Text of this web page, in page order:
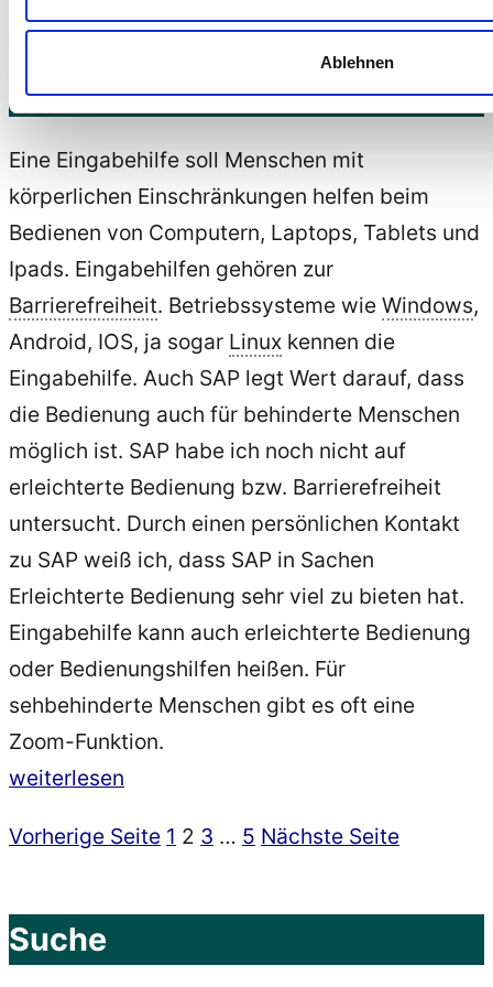
Ablehnen
über
Orte“
Eingabehilfe ist.
Eingabehilfe – Definition
Eine Eingabehilfe soll Menschen mit
körperlichen Einschränkungen helfen beim
Bedienen von Computern, Laptops, Tablets und
Ipads. Eingabehilfen gehören zur
Barrierefreiheit. Betriebssysteme wie Windows,
Android, IOS, ja sogar Linux kennen die
Eingabehilfe. Auch SAP legt Wert darauf, dass
die Bedienung auch für behinderte Menschen
möglich ist. SAP habe ich noch nicht auf
erleichterte Bedienung bzw. Barrierefreiheit
untersucht. Durch einen persönlichen Kontakt
zu SAP weiß ich, dass SAP in Sachen
Erleichterte Bedienung sehr viel zu bieten hat.
Eingabehilfe kann auch erleichterte Bedienung
oder Bedienungshilfen heißen. Für
sehbehinderte Menschen gibt es oft eine
Zoom-Funktion.
„Eingabehilfe
Was
das?“
weiterlesen
Seitennummerierung
Beiträge
Vorherige Seite Seite
1 Seite
2 Seite
3 … Seite
5 Nächste Seite
Suche